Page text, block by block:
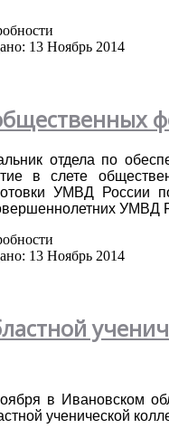
13 Ноябрь 2014
отдела по
в слете
УМВД России
УМВД
13 Ноябрь 2014
в Ивановском
ученической